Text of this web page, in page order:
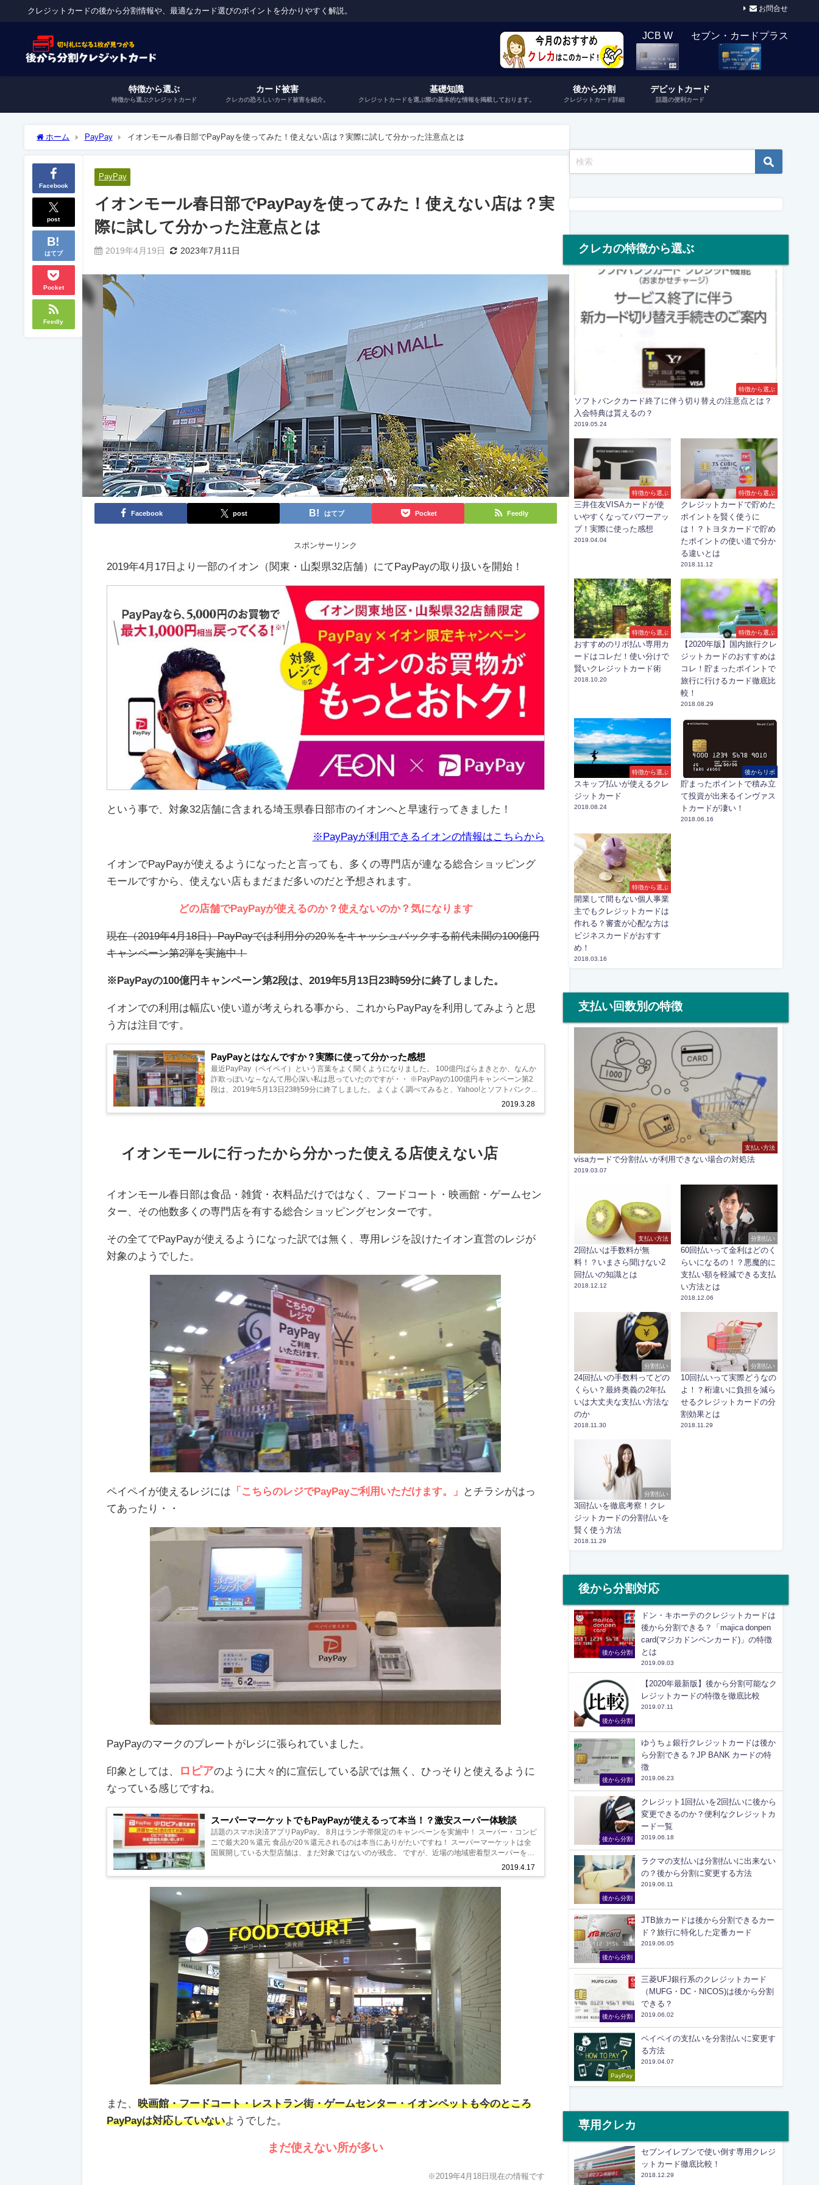
クレジットカードの後から分割情報や、最適なカード選びのポイントを分かりやすく解説。 お問合せ
JCB W セブン・カードプラス
特徴から選ぶ
特徴から選ぶクレジットカード
カード被害
クレカの恐ろしいカード被害を紹介。
基礎知識
クレジットカードを選ぶ際の基本的な情報を掲載しております。
後から分割
クレジットカード詳細
デビットカード
話題の便利カード
ホーム PayPay イオンモール春日部でPayPayを使ってみた！使えない店は？実際に試して分かった注意点とは
Facebook
post
はてブ
Pocket
Feedly
PayPay
イオンモール春日部でPayPayを使ってみた！使えない店は？実
際に試して分かった注意点とは
2019年4月19日 2023年7月11日
Facebook post はてブ Pocket Feedly
スポンサーリンク
2019年4月17日より一部のイオン（関東・山梨県32店舗）にてPayPayの取り扱いを開始！
という事で、対象32店舗に含まれる埼玉県春日部市のイオンへと早速行ってきました！
※PayPayが利用できるイオンの情報はこちらから
イオンでPayPayが使えるようになったと言っても、多くの専門店が連なる総合ショッピング
モールですから、使えない店もまだまだ多いのだと予想されます。
どの店舗でPayPayが使えるのか？使えないのか？気になります
現在（2019年4月18日）PayPayでは利用分の20％をキャッシュバックする前代未聞の100億円
キャンペーン第2弾を実施中！
※PayPayの100億円キャンペーン第2段は、2019年5月13日23時59分に終了しました。
イオンでの利用は幅広い使い道が考えられる事から、これからPayPayを利用してみようと思
う方は注目です。
PayPayとはなんですか？実際に使って分かった感想
2019.3.28
最近PayPay（ペイペイ）という言葉をよく聞くようになりました。 100億円ばらまきとか、なんか
詐欺っぽいな～なんて用心深い私は思っていたのですが・・ ※PayPayの100億円キャンペーン第2
段は、2019年5月13日23時59分に終了しました。 よくよく調べてみると、Yahoo!とソフトバンク...
イオンモールに行ったから分かった使える店使えない店
イオンモール春日部は食品・雑貨・衣料品だけではなく、フードコート・映画館・ゲームセン
ター、その他数多くの専門店を有する総合ショッピングセンターです。
その全てでPayPayが使えるようになった訳では無く、専用レジを設けたイオン直営のレジが
対象のようでした。
ペイペイが使えるレジには 「こちらのレジでPayPayご利用いただけます。」
とチラシがはっ
てあったり・・
PayPayのマークのプレートがレジに張られていました。
印象としては、 ロピアのように大々的に宣伝している訳では無く、ひっそりと使えるように
なっている感じですね。
スーパーマーケットでもPayPayが使えるって本当！？激安スーパー体験談
2019.4.17
話題のスマホ決済アプリPayPay。 8月はランチ帯限定のキャンペーンを実施中！ スーパー・コンビ
ニで最大20％還元 食品が20％還元されるのは本当にありがたいですね！ スーパーマーケットは全
国展開している大型店舗は、まだ対象ではないのが残念。 ですが、近場の地域密着型スーパーを利
また、映画館・フードコート・レストラン街・ゲームセンター・イオンペットも今のところ
PayPayは対応していない ようでした。
まだ使えない所が多い
※2019年4月18日現在の情報です
クレカの特徴から選ぶ
特徴から選ぶ
ソフトバンクカード終了に伴う切り替えの注意点とは？
入会特典は貰えるの？
2019.05.24
特徴から選ぶ
三井住友VISAカードが使
いやすくなってパワーアッ
プ！実際に使った感想
2019.04.04
特徴から選ぶ
クレジットカードで貯めた
ポイントを賢く使うに
は！？トヨタカードで貯め
たポイントの使い道で分か
る違いとは
2018.11.12
特徴から選ぶ
おすすめのリボ払い専用カ
ードはコレだ！使い分けで
賢いクレジットカード術
2018.10.20
特徴から選ぶ
【2020年版】国内旅行クレ
ジットカードのおすすめは
コレ！貯まったポイントで
旅行に行けるカード徹底比
較！
2018.08.29
特徴から選ぶ
スキップ払いが使えるクレ
ジットカード
2018.08.24
後からリボ
貯まったポイントで積み立
て投資が出来るインヴァス
トカードが凄い！
2018.06.16
特徴から選ぶ
開業して間もない個人事業
主でもクレジットカードは
作れる？審査が心配な方は
ビジネスカードがおすす
め！
2018.03.16
支払い回数別の特徴
支払い方法
visaカードで分割払いが利用できない場合の対処法
2019.03.07
支払い方法
2回払いは手数料が無
料！？いまさら聞けない2
回払いの知識とは
2018.12.12
分割払い
60回払いって金利はどのく
らいになるの！？悪魔的に
支払い額を軽減できる支払
い方法とは
2018.12.06
分割払い
24回払いの手数料ってどの
くらい？最終奥義の2年払
いは大丈夫な支払い方法な
のか
2018.11.30
分割払い
10回払いって実際どうなの
よ！？桁違いに負担を減ら
せるクレジットカードの分
割効果とは
2018.11.29
分割払い
3回払いを徹底考察！クレ
ジットカードの分割払いを
賢く使う方法
2018.11.29
後から分割対応
後から分割
ドン・キホーテのクレジットカードは
後から分割できる？「majica donpen
card(マジカドンペンカード)」の特徴
とは
2019.09.03
後から分割
【2020年最新版】後から分割可能なク
レジットカードの特徴を徹底比較
2019.07.11
後から分割
ゆうちょ銀行クレジットカードは後か
ら分割できる？JP BANK カードの特
徴
2019.06.23
後から分割
クレジット1回払いを2回払いに後から
変更できるのか？便利なクレジットカ
ード一覧
2019.06.18
後から分割
ラクマの支払いは分割払いに出来ない
の？後から分割に変更する方法
2019.06.11
後から分割
JTB旅カードは後から分割できるカー
ド？旅行に特化した定番カード
2019.06.05
後から分割
三菱UFJ銀行系のクレジットカード
（MUFG・DC・NICOS)は後から分割
できる？
2019.06.02
PayPay
ペイペイの支払いを分割払いに変更す
る方法
2019.04.07
専用クレカ
セブンイレブンで使い倒す専用クレジ
ットカード徹底比較！
2018.12.29